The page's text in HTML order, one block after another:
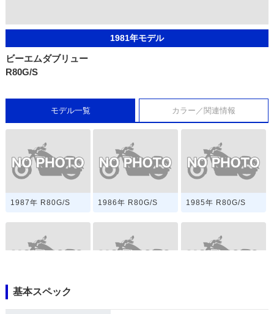
1981年モデル
ビーエムダブリュー
R80G/S
モデル一覧 カラー／関連情報
1987年 R80G/S 1986年 R80G/S 1985年 R80G/S
1984年 R80G/S
基本スペック